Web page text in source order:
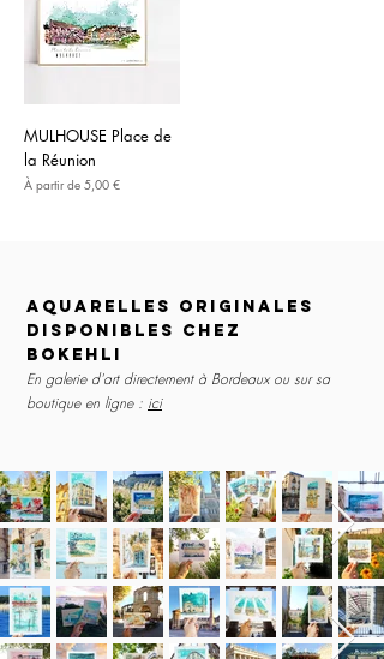
MULHOUSE Place de
la Réunion
À partir de 5,00 €
Prix promotionnel
aquarelles originales
disponibles chez
Bokehli
En galerie d'art directement à Bordeaux ou sur sa
boutique en ligne : ici